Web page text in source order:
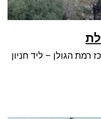
רמת הגולן – ליד חניון